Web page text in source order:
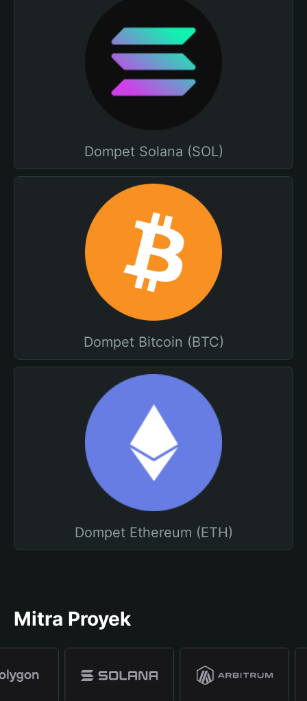
Dompet Solana (SOL)
Dompet Bitcoin (BTC)
Dompet Ethereum (ETH)
Mitra Proyek